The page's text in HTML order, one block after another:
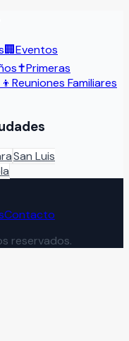
🏢Eventos
✝️Primeras
Reuniones Familiares
San Luis
Contacto
reservados.